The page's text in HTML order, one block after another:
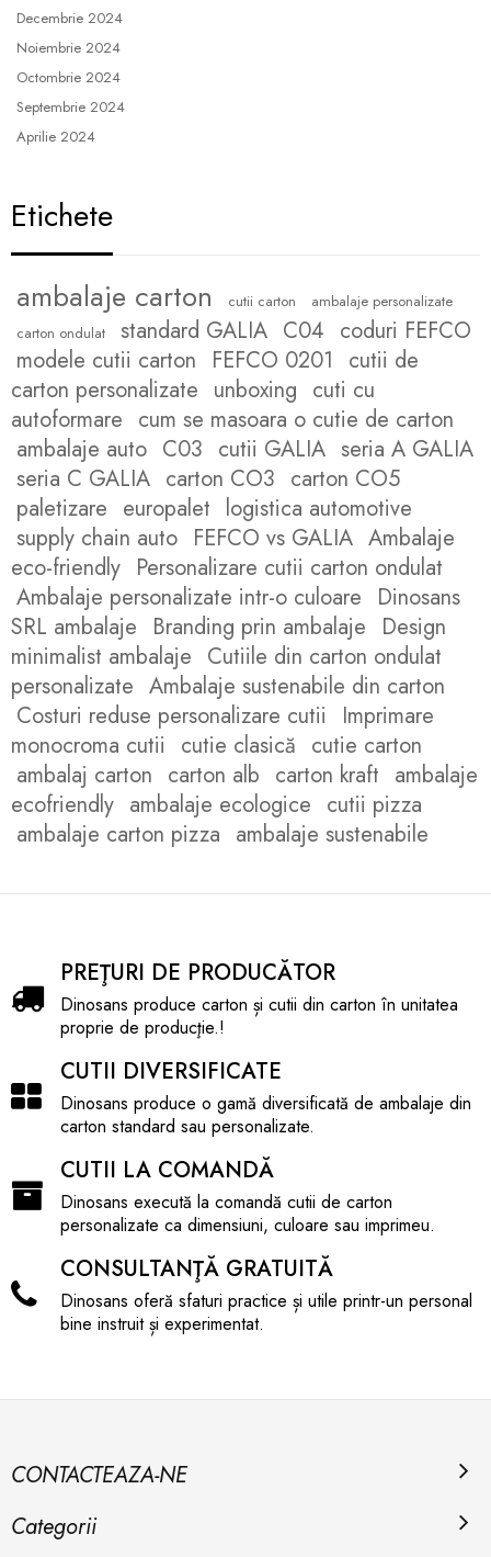
Decembrie 2024
Noiembrie 2024
Octombrie 2024
Septembrie 2024
Aprilie 2024
Etichete
ambalaje carton cutii carton
ambalaje personalizate
carton ondulat
standard GALIA C04 coduri FEFCO
modele cutii carton FEFCO 0201 cutii de
carton personalizate unboxing cuti cu
autoformare cum se masoara o cutie de carton
ambalaje auto C03 cutii GALIA seria A GALIA
seria C GALIA carton CO3 carton CO5
paletizare europalet logistica automotive
supply chain auto FEFCO vs GALIA Ambalaje
eco-friendly Personalizare cutii carton ondulat
Ambalaje personalizate intr-o culoare Dinosans
SRL ambalaje Branding prin ambalaje Design
minimalist ambalaje Cutiile din carton ondulat
personalizate Ambalaje sustenabile din carton
Costuri reduse personalizare cutii
Imprimare
monocroma cutii cutie clasică cutie carton
ambalaj carton carton alb carton kraft ambalaje
ecofriendly ambalaje ecologice cutii pizza
ambalaje carton pizza ambalaje sustenabile
PREŢURI DE PRODUCĂTOR
Dinosans produce carton și cutii din carton în unitatea
proprie de producţie.!
CUTII DIVERSIFICATE
Dinosans produce o gamă diversificată de ambalaje din
carton standard sau personalizate.
CUTII LA COMANDĂ
Dinosans execută la comandă cutii de carton
personalizate ca dimensiuni, culoare sau imprimeu.
CONSULTANŢĂ GRATUITĂ
Dinosans oferă sfaturi practice și utile printr-un personal
bine instruit și experimentat.
CONTACTEAZA-NE
Categorii